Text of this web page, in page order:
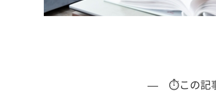
— ⏱この記